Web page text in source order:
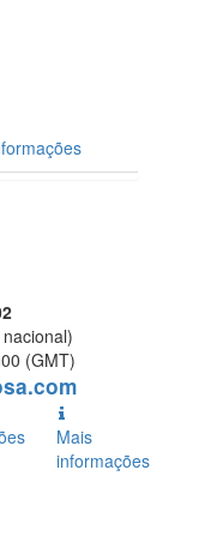
(GMT)
Mais
informações